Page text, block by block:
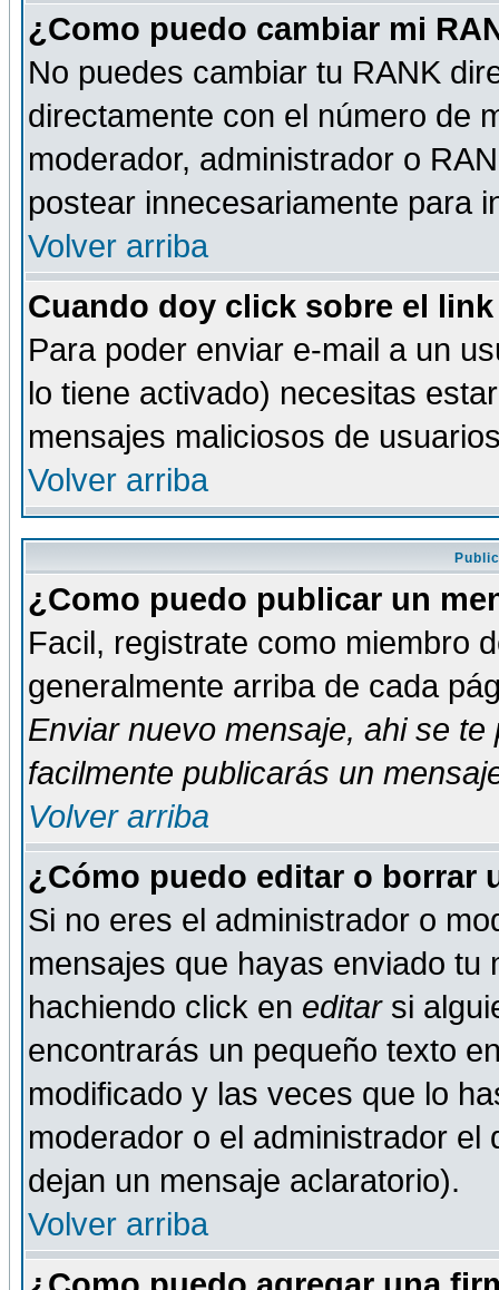
¿Como puedo cambiar mi
No puedes cambiar tu RANK
directamente con el número de
moderador, administrador o
postear innecesariamente para
Volver arriba
Cuando doy click sobre el
Para poder enviar e-mail a un
lo tiene activado) necesitas
mensajes maliciosos de
Volver arriba
¿Como puedo publicar un
Facil, registrate como miembro
generalmente arriba de cada
Enviar nuevo mensaje, ahi se te
facilmente publicarás un
Volver arriba
¿Cómo puedo editar o borrar
Si no eres el administrador o
mensajes que hayas enviado tu
hachiendo click en editarsi
encontrarás un pequeño texto
modificado y las veces que lo
moderador o el administrador
dejan un mensaje aclaratorio).
Volver arriba